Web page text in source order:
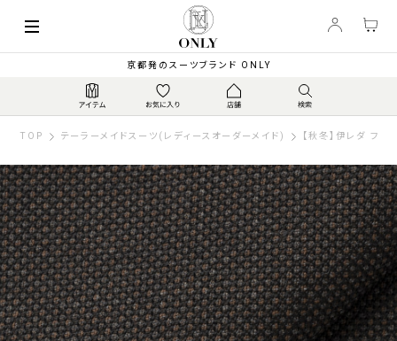
京都発のスーツブランド ONLY
TOP テーラーメイドスーツ(レディースオーダーメイド) 【秋冬】伊レダ フ